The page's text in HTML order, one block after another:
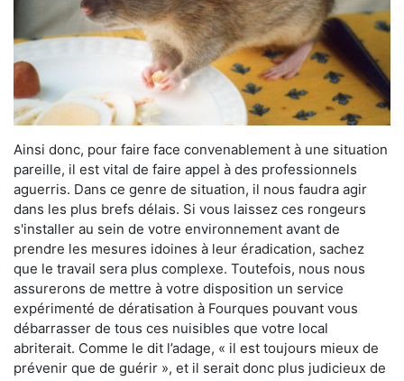
Ainsi donc, pour faire face convenablement à une situation
pareille, il est vital de faire appel à des professionnels
aguerris. Dans ce genre de situation, il nous faudra agir
dans les plus brefs délais. Si vous laissez ces rongeurs
s'installer au sein de votre environnement avant de
prendre les mesures idoines à leur éradication, sachez
que le travail sera plus complexe. Toutefois, nous nous
assurerons de mettre à votre disposition un service
expérimenté de dératisation à Fourques pouvant vous
débarrasser de tous ces nuisibles que votre local
abriterait. Comme le dit l’adage, « il est toujours mieux de
prévenir que de guérir », et il serait donc plus judicieux de